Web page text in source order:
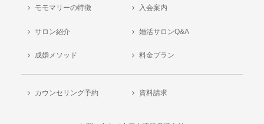
モモマリーの特徴 入会案内
サロン紹介 婚活サロンQ&A
成婚メソッド 料金プラン
カウンセリング予約 資料請求